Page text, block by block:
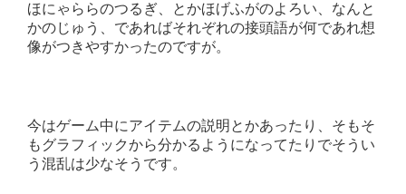
ほにゃららのつるぎ、とかほげふがのよろい、なんと
かのじゅう、であればそれぞれの接頭語が何であれ想
像がつきやすかったのですが。
今はゲーム中にアイテムの説明とかあったり、そもそ
もグラフィックから分かるようになってたりでそうい
う混乱は少なそうです。